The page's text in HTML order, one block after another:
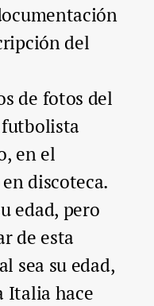
del
de fotos del
futbolista
en el
discoteca.
edad, pero
de esta
sea su edad,
Italia hace